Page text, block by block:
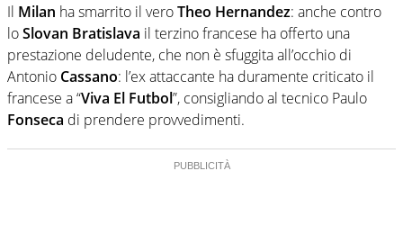
Il Milan ha smarrito il veroTheo Hernandez: anche contro
loSlovan Bratislava il terzino francese ha offerto una
prestazione deludente, che non è sfuggita all’occhio di
Antonio Cassano: l’ex attaccante ha duramente criticato il
francese a “Viva El Futbol”, consigliando al tecnico Paulo
Fonseca di prendere provvedimenti.